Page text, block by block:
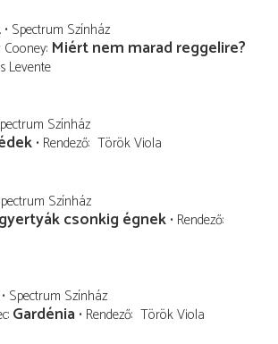
Spectrum Színház
Cooney Miért nem marad reggelire?
Levente
Színház
Rendező Török Viola
Színház
csonkig égnek Rendező
Spectrum Színház
Gardénia Rendező Török Viola